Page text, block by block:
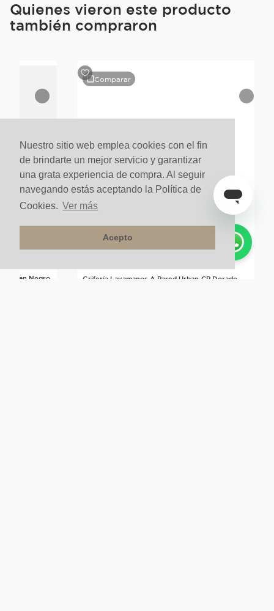
Nuestro sitio web emplea cookies con el fin
de brindarte un mejor servicio y garantizar
una grata experiencia de compra. Al seguir
navegando estás aceptando la Política de
Cookies. Ver más
Acepto
Quienes vieron este producto
también compraron
Urban Negro
Comparar
Grifería Lavamanos A Pared Urban-CP Dorado